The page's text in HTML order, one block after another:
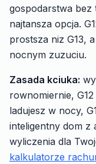
gospodarstwa bez
najtansza opcja.
prostsza niz G13,
nocnym zuzuciu.
Zasada kciuka:
rownomiernie,
ladujesz w nocy,
inteligentny dom z
wyliczenia dla
kalkulatorze